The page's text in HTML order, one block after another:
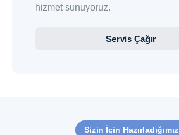
hizmet sunuyoruz.
Servis Çağır
Sizin İçin Hazırladığımız